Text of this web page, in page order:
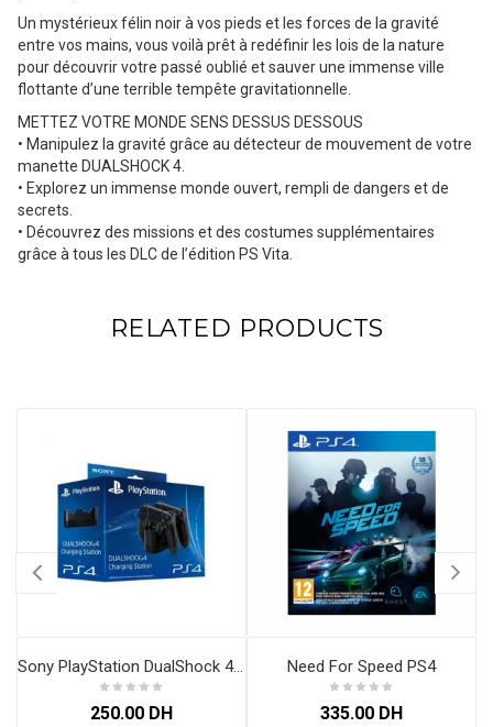
Un mystérieux félin noir à vos pieds et les forces de la gravité
entre vos mains, vous voilà prêt à redéfinir les lois de la nature
pour découvrir votre passé oublié et sauver une immense ville
flottante d’une terrible tempête gravitationnelle.
METTEZ VOTRE MONDE SENS DESSUS DESSOUS
• Manipulez la gravité grâce au détecteur de mouvement de votre
manette DUALSHOCK 4.
• Explorez un immense monde ouvert, rempli de dangers et de
secrets.
• Découvrez des missions et des costumes supplémentaires
grâce à tous les DLC de l’édition PS Vita.
RELATED PRODUCTS
Sony PlayStation DualShock 4 Charging Station
250.00 DH
Need For Speed PS4
335.00 DH